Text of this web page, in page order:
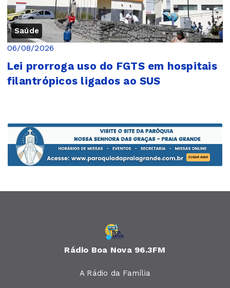
Saúde
06/08/2026
Lei prorroga uso do FGTS em hospitais
filantrópicos ligados ao SUS
Rádio Boa Nova 96.3FM
A Rádio da Família